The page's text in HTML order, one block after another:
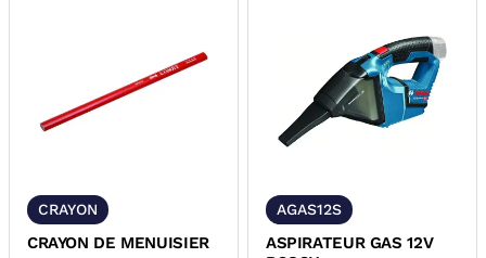
CRAYON
CRAYON DE MENUISIER
AGAS12S
ASPIRATEUR GAS 12V